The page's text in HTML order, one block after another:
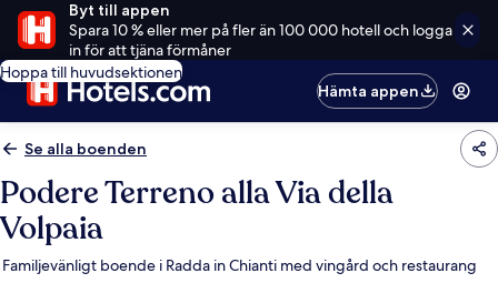
Byt till appen
Spara 10 % eller mer på fler än 100 000 hotell och logga
in för att tjäna förmåner
Hoppa till huvudsektionen
Hämta appen
Se alla boenden
Podere Terreno alla Via della
Volpaia
Familjevänligt boende i Radda in Chianti med vingård och restaurang